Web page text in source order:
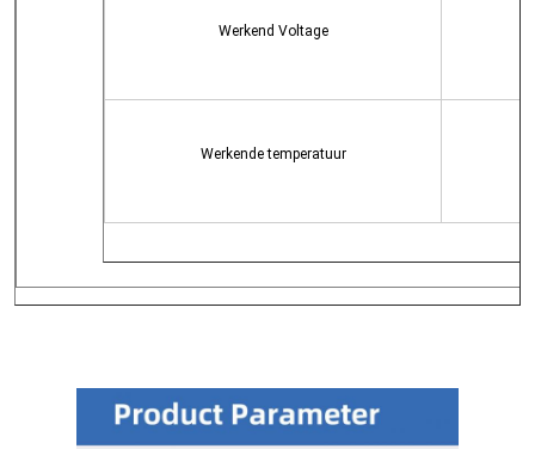
Werkend Voltage
Werkende temperatuur